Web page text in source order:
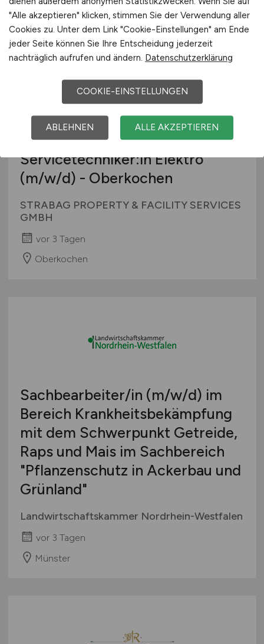
vor 3 Tagen
Berlin (Spree-Trans)
Servicetechniker:in Elektro
(m/w/d) - Oberkochen
STRABAG PROPERTY & FACILITY SERVICES
GMBH
vor 3 Tagen
Oberkochen
Sachbearbeiter/in (m/w/d) im
Bereich Krankheitsbekämpfung
mit dem Schwerpunkt Getreide,
Raps und Mais im Sachbereich
"Pflanzenschutz in Ackerbau und
Grünland"
Landwirtschaftskammer Nordrhein-Westfalen
vor 3 Tagen
Münster
"Alle akzeptieren" klicken, stimmen Sie der Verwendung aller
Cookies zu. Unter dem Link "Cookie-Einstellungen" am Ende
jeder Seite können Sie Ihre Entscheidung jederzeit
nachträglich aufrufen und ändern. Datenschutzerklärung
COOKIE-EINSTELLUNGEN
ABLEHNEN ALLE AKZEPTIEREN